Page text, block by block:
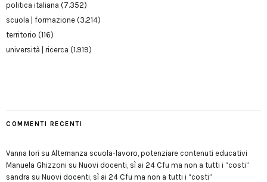
politica italiana (7.352)
scuola | formazione (3.214)
territorio (116)
università | ricerca (1.919)
COMMENTI RECENTI
Vanna Iori su Alternanza scuola-lavoro, potenziare contenuti educativi
Manuela Ghizzoni su Nuovi docenti, sì ai 24 Cfu ma non a tutti i “costi”
sandra su Nuovi docenti, sì ai 24 Cfu ma non a tutti i “costi”